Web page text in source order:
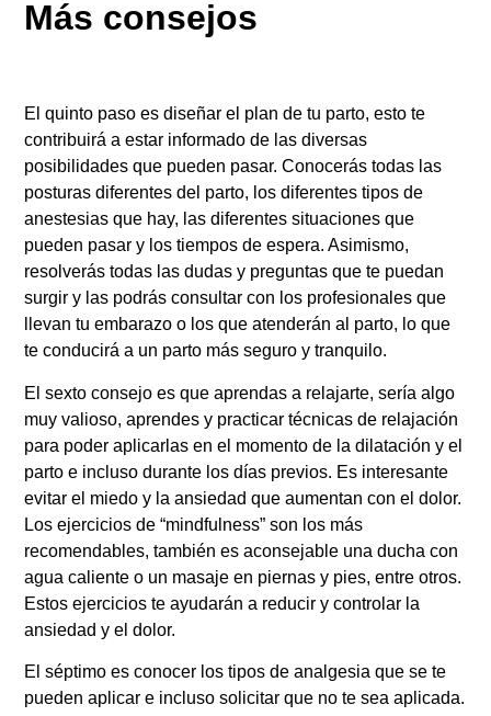
Más consejos
El quinto paso es diseñar el plan de tu parto, esto te
contribuirá a estar informado de las diversas
posibilidades que pueden pasar. Conocerás todas las
posturas diferentes del parto, los diferentes tipos de
anestesias que hay, las diferentes situaciones que
pueden pasar y los tiempos de espera. Asimismo,
resolverás todas las dudas y preguntas que te puedan
surgir y las podrás consultar con los profesionales que
llevan tu embarazo o los que atenderán al parto, lo que
te conducirá a un parto más seguro y tranquilo.
El sexto consejo es que aprendas a relajarte, sería algo
muy valioso, aprendes y practicar técnicas de relajación
para poder aplicarlas en el momento de la dilatación y el
parto e incluso durante los días previos. Es interesante
evitar el miedo y la ansiedad que aumentan con el dolor.
Los ejercicios de “mindfulness” son los más
recomendables, también es aconsejable una ducha con
agua caliente o un masaje en piernas y pies, entre otros.
Estos ejercicios te ayudarán a reducir y controlar la
ansiedad y el dolor.
El séptimo es conocer los tipos de analgesia que se te
pueden aplicar e incluso solicitar que no te sea aplicada.